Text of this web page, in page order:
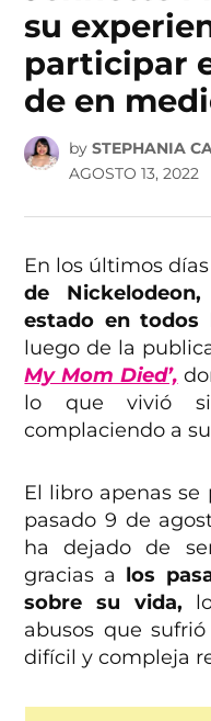
su
participar
de en
by STEPHANIA
AGOSTO 13, 2022
En los últimos días
de
estado en todos
luego de la
My Mom Died’,
lo que vivió
complaciendo a
El libro apenas se
pasado 9 de
ha dejado de
gracias a los
sobre su vida,
abusos que
difícil y compleja